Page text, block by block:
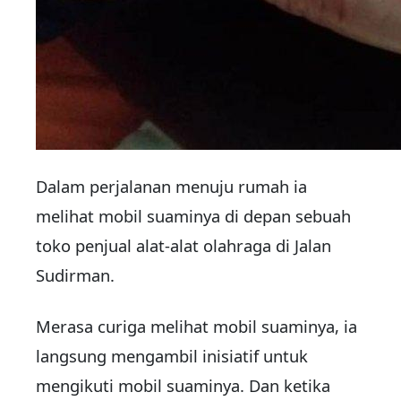
Dalam perjalanan menuju rumah ia
melihat mobil suaminya di depan sebuah
toko penjual alat-alat olahraga di Jalan
Sudirman.
Merasa curiga melihat mobil suaminya, ia
langsung mengambil inisiatif untuk
mengikuti mobil suaminya. Dan ketika